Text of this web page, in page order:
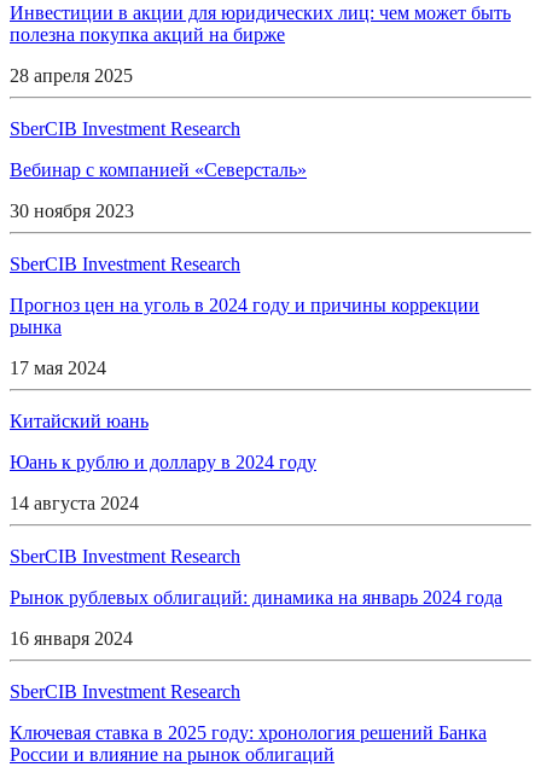
Инвестиции в акции для юридических лиц: чем может быть
полезна покупка акций на бирже
28 апреля 2025
SberCIB Investment Research
Вебинар с компанией «Северсталь»
30 ноября 2023
SberCIB Investment Research
Прогноз цен на уголь в 2024 году и причины коррекции
рынка
17 мая 2024
Китайский юань
Юань к рублю и доллару в 2024 году
14 августа 2024
SberCIB Investment Research
Рынок рублевых облигаций: динамика на январь 2024 года
16 января 2024
SberCIB Investment Research
Ключевая ставка в 2025 году: хронология решений Банка
России и влияние на рынок облигаций